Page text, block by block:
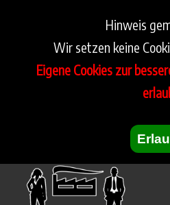
Hinweis
Wir setzen keine
Eigene Cookies zur